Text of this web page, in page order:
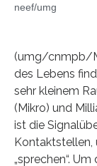
neef/umg
(umg/cnmpb/
des Lebens
sehr kleinem
(Mikro) und
ist die
Kontaktstellen,
„sprechen“.